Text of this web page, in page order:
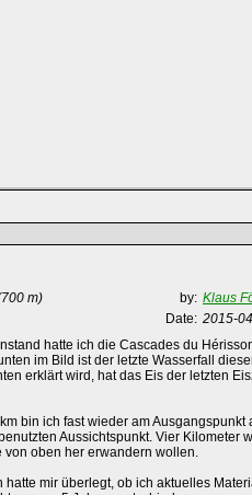
m) by: Klaus
Date: 2015-
hatte ich die Cascades du
im Bild ist der letzte Wasserfall
erklärt wird, hat das Eis der letzten
bin ich fast wieder am
Aussichtspunkt. Vier Kilometer
von oben her erwandern wollen.
hatte mir überlegt, ob ich aktuelles